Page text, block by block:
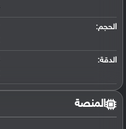
الحجم:
الدقة:
المنصة